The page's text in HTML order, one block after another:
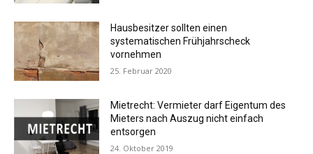
Hausbesitzer sollten einen
systematischen Frühjahrscheck
vornehmen
25. Februar 2020
Mietrecht: Vermieter darf Eigentum des
Mieters nach Auszug nicht einfach
entsorgen
24. Oktober 2019